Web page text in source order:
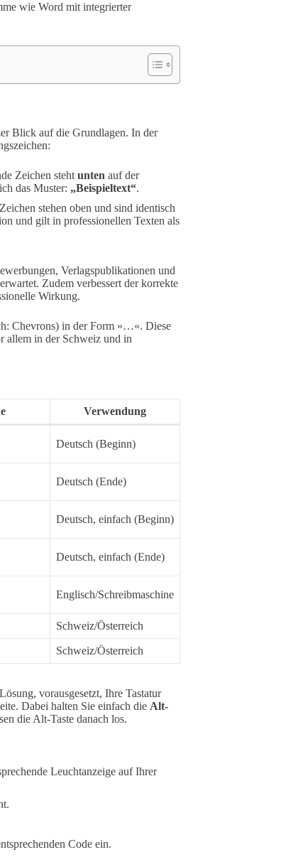
wie Word mit integrierter
Blick auf die Grundlagen. In der
Zeichen steht unten auf der
das Muster: „Beispieltext“.
stehen oben und sind identisch
und gilt in professionellen Texten als
Verlagspublikationen und
Zudem verbessert der korrekte
Wirkung.
Chevrons) in der Form »…«. Diese
allem in der Schweiz und in
Verwendung
Deutsch (Beginn)
Deutsch (Ende)
Deutsch, einfach (Beginn)
Deutsch, einfach (Ende)
Englisch/Schreibmaschine
Schweiz/Österreich
Schweiz/Österreich
vorausgesetzt, Ihre Tastatur
Dabei halten Sie einfach die Alt-
die Alt-Taste danach los.
Leuchtanzeige auf Ihrer
Code ein.